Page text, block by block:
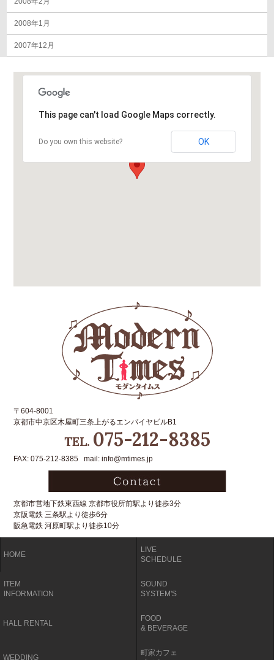
2008年1月
2007年12月
This page can't load Google Maps correctly.
Do you own this website? OK
〒604-8001
京都市中京区木屋町三条上がるエンパイヤビルB1
TEL. 075-212-8385
FAX: 075-212-8385 mail: info@mtimes.jp
京都市営地下鉄東西線 京都市役所前駅より徒歩3分
京阪電鉄 三条駅より徒歩6分
阪急電鉄 河原町駅より徒歩10分
HOME
LIVE
SCHEDULE
ITEM
INFORMATION
SOUND
SYSTEM'S
HALL RENTAL
FOOD
& BEVERAGE
WEDDING
町家カフェ